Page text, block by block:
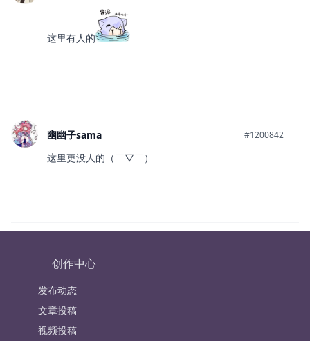
这里有人的
幽幽子sama #1200842
这里更没人的（￣▽￣）
创作中心
发布动态
文章投稿
视频投稿